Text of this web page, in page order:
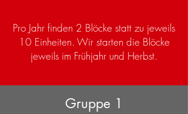
Pro Jahr finden 2 Blöcke statt zu jeweils
10 Einheiten. Wir starten die Blöcke
jeweils im Frühjahr und Herbst.
Gruppe 1